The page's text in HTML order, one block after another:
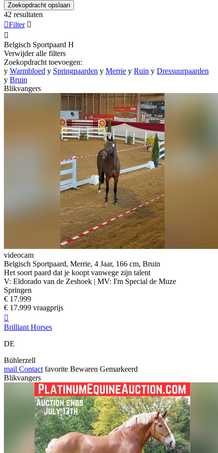
Zoekopdracht opslaan
42 resultaten
Filter 

Belgisch Sportpaard H
Verwijder alle filters
Zoekopdracht toevoegen:
y Warmbloed y Springpaarden y Merrie y Ruin y Dressuurpaarden
y Bruin
Blikvangers
videocam
Belgisch Sportpaard, Merrie, 4 Jaar, 166 cm, Bruin
Het soort paard dat je koopt vanwege zijn talent
V: Eldorado van de Zeshoek | MV: I'm Special de Muze
Springen
€ 17.999
€ 17.999 vraagprijs

Brilliant Horses
DE
Bühlerzell
mail Contact favorite Bewaren Gemarkeerd
Blikvangers